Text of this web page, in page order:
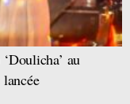
au